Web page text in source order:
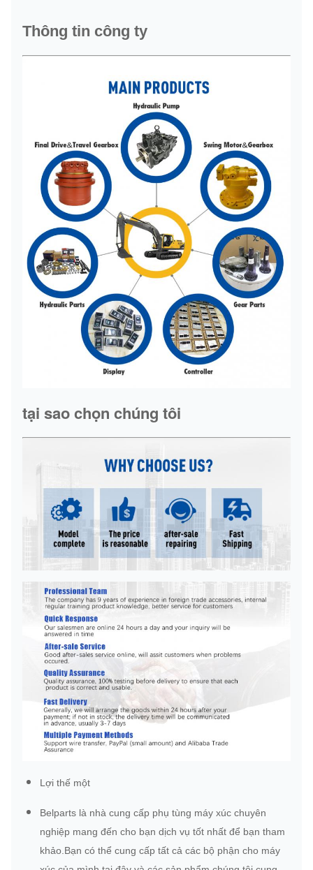
Thông tin công ty
tại sao chọn chúng tôi
Lợi thế một
Belparts là nhà cung cấp phụ tùng máy xúc chuyên
nghiệp mang đến cho bạn dịch vụ tốt nhất để bạn tham
khảo.Bạn có thể cung cấp tất cả các bộ phận cho máy